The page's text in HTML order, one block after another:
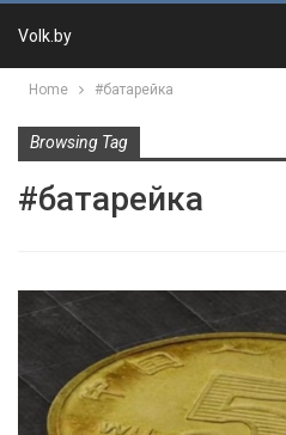
Volk.by
Home #батарейка
Browsing Tag
#батарейка